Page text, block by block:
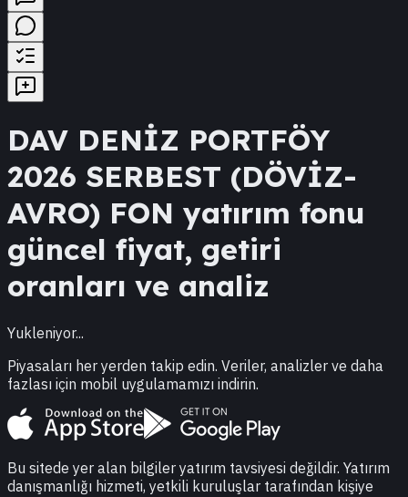
DAV DENİZ PORTFÖY
2026 SERBEST (DÖVİZ-
AVRO) FON yatırım fonu
güncel fiyat, getiri
oranları ve analiz
Yukleniyor...
Piyasaları her yerden takip edin. Veriler, analizler ve daha
fazlası için mobil uygulamamızı indirin.
Bu sitede yer alan bilgiler yatırım tavsiyesi değildir. Yatırım
danışmanlığı hizmeti, yetkili kuruluşlar tarafından kişiye